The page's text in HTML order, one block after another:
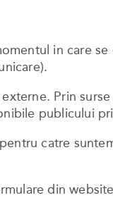
in care
Prin
publicului
catre
din